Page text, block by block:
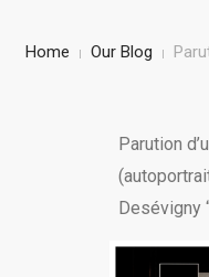
Home Our Blog
Parution
Desévigny